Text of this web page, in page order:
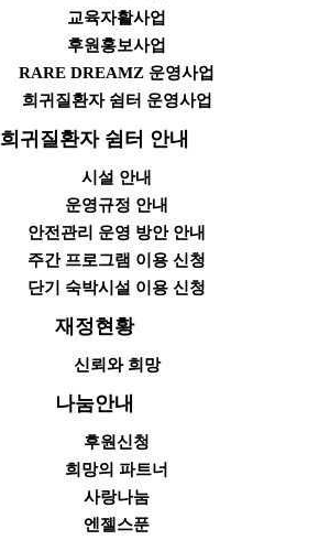
교육자활사업
후원홍보사업
RARE DREAMZ 운영사업
희귀질환자 쉼터 운영사업
희귀질환자 쉼터 안내
시설 안내
운영규정 안내
안전관리 운영 방안 안내
주간 프로그램 이용 신청
단기 숙박시설 이용 신청
재정현황
신뢰와 희망
나눔안내
후원신청
희망의 파트너
사랑나눔
엔젤스푼